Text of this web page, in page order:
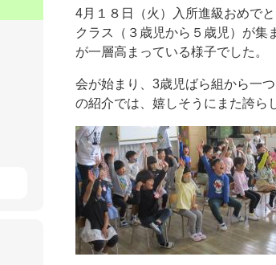
4月１８日（火）入所進級おめで
クラス（３歳児から５歳児）が集
が一層高まっている様子でした。
会が始まり、3歳児ばら組から一
の紹介では、嬉しそうにまた誇ら